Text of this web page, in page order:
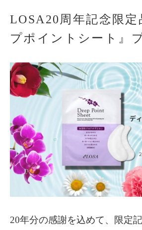
LOSA20周年記念限定
プポイントシート』
20年分の感謝を込めて、限定